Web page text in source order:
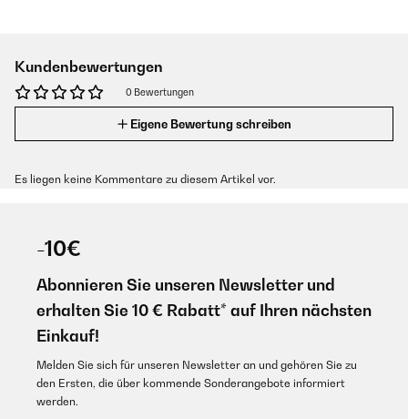
Kundenbewertungen
0 Bewertungen
Eigene Bewertung schreiben
Es liegen keine Kommentare zu diesem Artikel vor.
-10€
Abonnieren Sie unseren Newsletter und
erhalten Sie 10 € Rabatt* auf Ihren nächsten
Einkauf!
Melden Sie sich für unseren Newsletter an und gehören Sie zu
den Ersten, die über kommende Sonderangebote informiert
werden.